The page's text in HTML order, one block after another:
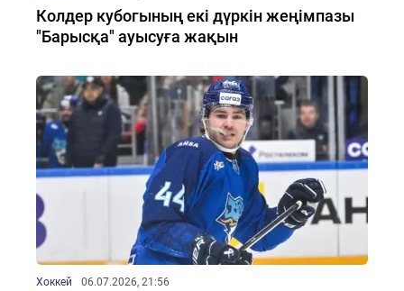
Колдер кубогының екі дүркін жеңімпазы
"Барысқа" ауысуға жақын
Хоккей 06.07.2026, 21:56